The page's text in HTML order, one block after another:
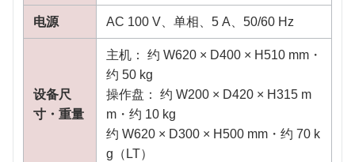
电源 AC 100 V、单相、5 A、50/60 Hz
设备尺
寸・重量
主机： 约 W620 × D400 × H510 mm・
约 50 kg
操作盘： 约 W200 × D420 × H315 m
m・约 10 kg
约 W620 × D300 × H500 mm・约 70 k
g（LT）